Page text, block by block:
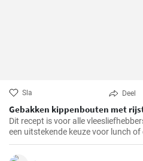
Sla Deel
Gebakken kippenbouten met
Dit recept is voor alle
een uitstekende keuze voor lunch
te bereiden en het resultaat is altijd